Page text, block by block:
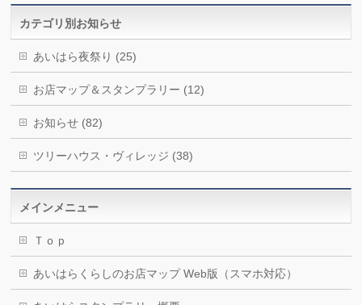
カテゴリ別お知らせ
あいはら夜祭り (25)
お店マップ＆スタンプラリー (12)
お知らせ (82)
ツリーハウス・ヴィレッジ (38)
メインメニュー
Ｔｏｐ
あいはらくらしのお店マップ Web版（スマホ対応）